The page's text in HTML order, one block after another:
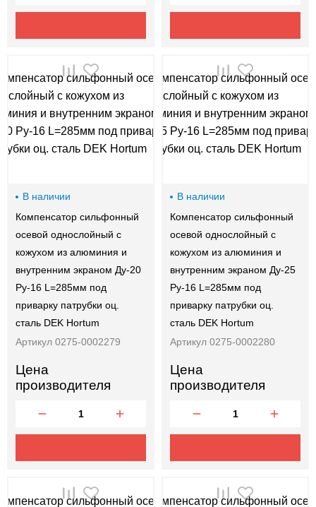
В наличии
Компенсатор сильфонный
осевой однослойный с
кожухом из алюминия и
внутренним экраном Ду-20
Ру-16 L=285мм под
приварку патрубки оц.
сталь DEK Hortum
Артикул 0275-0002279
Цена
производителя
В наличии
Компенсатор сильфонный
осевой однослойный с
кожухом из алюминия и
внутренним экраном Ду-25
Ру-16 L=285мм под
приварку патрубки оц.
сталь DEK Hortum
Артикул 0275-0002280
Цена
производителя